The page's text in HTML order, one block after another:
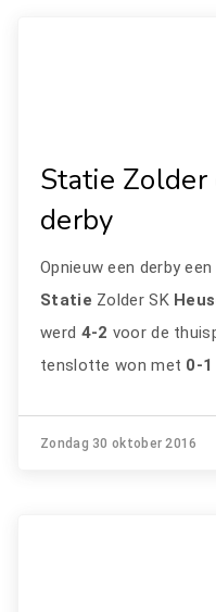
Statie
derby
Opnieuw een derby
Statie Zolder SK
werd 4-2 voor de
tenslotte won met 0-1
Zondag 30 oktober 2016